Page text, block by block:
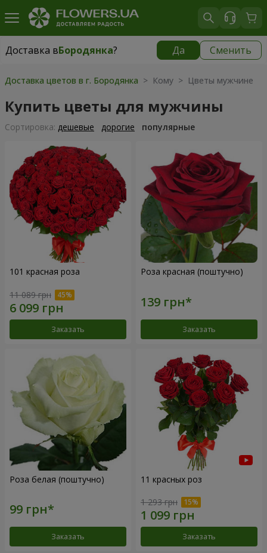
Доставка вБородянка? Да Сменить
Доставка вБородянка|
Доставка цветов в г. Бородянка > Кому > Цветы мужчине
Купить цветы для мужчины
Cортировка: дешевые дорогие популярные
101 красная роза
11 089 грн
Заказать
Роза красная (поштучно)
Заказать
Роза белая (поштучно)
Заказать
11 красных роз
1 293 грн
Заказать